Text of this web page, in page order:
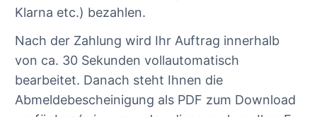
Klarna etc.) bezahlen.
Nach der Zahlung wird Ihr Auftrag innerhalb
von ca. 30 Sekunden vollautomatisch
bearbeitet. Danach steht Ihnen die
Abmeldebescheinigung als PDF zum Download